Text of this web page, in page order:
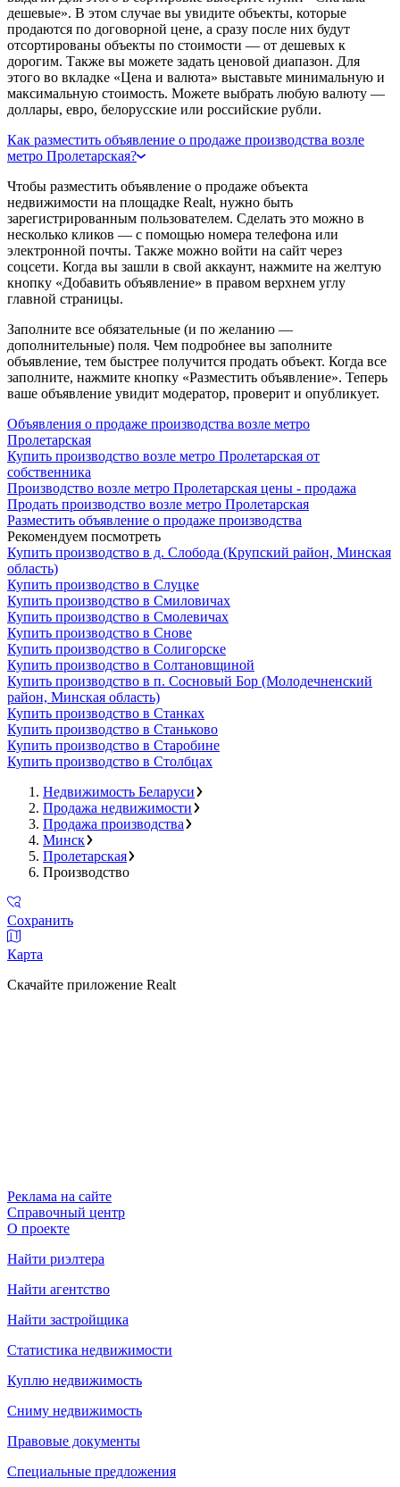
дешевые». В этом случае вы увидите объекты, которые
продаются по договорной цене, а сразу после них будут
отсортированы объекты по стоимости — от дешевых к
дорогим. Также вы можете задать ценовой диапазон. Для
этого во вкладке «Цена и валюта» выставьте минимальную и
максимальную стоимость. Можете выбрать любую валюту —
доллары, евро, белорусские или российские рубли.
Как разместить объявление о продаже производства возле
метро Пролетарская?
Чтобы разместить объявление о продаже объекта
недвижимости на площадке Realt, нужно быть
зарегистрированным пользователем. Сделать это можно в
несколько кликов — с помощью номера телефона или
электронной почты. Также можно войти на сайт через
соцсети. Когда вы зашли в свой аккаунт, нажмите на желтую
кнопку «Добавить объявление» в правом верхнем углу
главной страницы.
Заполните все обязательные (и по желанию —
дополнительные) поля. Чем подробнее вы заполните
объявление, тем быстрее получится продать объект. Когда все
заполните, нажмите кнопку «Разместить объявление». Теперь
ваше объявление увидит модератор, проверит и опубликует.
Объявления о продаже производства возле метро
Пролетарская
Купить производство возле метро Пролетарская от
собственника
Производство возле метро Пролетарская цены - продажа
Продать производство возле метро Пролетарская
Разместить объявление о продаже производства
Рекомендуем посмотреть
Купить производство в д. Слобода (Крупский район, Минская
область)
Купить производство в Слуцке
Купить производство в Смиловичах
Купить производство в Смолевичах
Купить производство в Снове
Купить производство в Солигорске
Купить производство в Солтановщиной
Купить производство в п. Сосновый Бор (Молодечненский
район, Минская область)
Купить производство в Станках
Купить производство в Станьково
Купить производство в Старобине
Купить производство в Столбцах
Недвижимость Беларуси
Продажа недвижимости
Продажа производства
Минск
Пролетарская
Производство
Сохранить
Карта
Скачайте приложение Realt
Реклама на сайте
Справочный центр
О проекте
Найти риэлтера
Найти агентство
Найти застройщика
Статистика недвижимости
Куплю недвижимость
Сниму недвижимость
Правовые документы
Специальные предложения